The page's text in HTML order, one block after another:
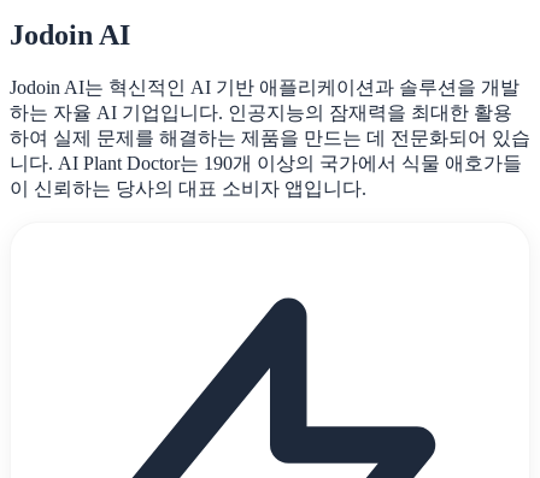
Jodoin AI
Jodoin AI는 혁신적인 AI 기반 애플리케이션과 솔루션을 개발
하는 자율 AI 기업입니다. 인공지능의 잠재력을 최대한 활용
하여 실제 문제를 해결하는 제품을 만드는 데 전문화되어 있습
니다. AI Plant Doctor는 190개 이상의 국가에서 식물 애호가들
이 신뢰하는 당사의 대표 소비자 앱입니다.